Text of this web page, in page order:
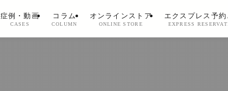
症例・動画
CASES
コラム
COLUMN
オンラインストア
ONLINE STORE
エクスプレス予
EXPRESS